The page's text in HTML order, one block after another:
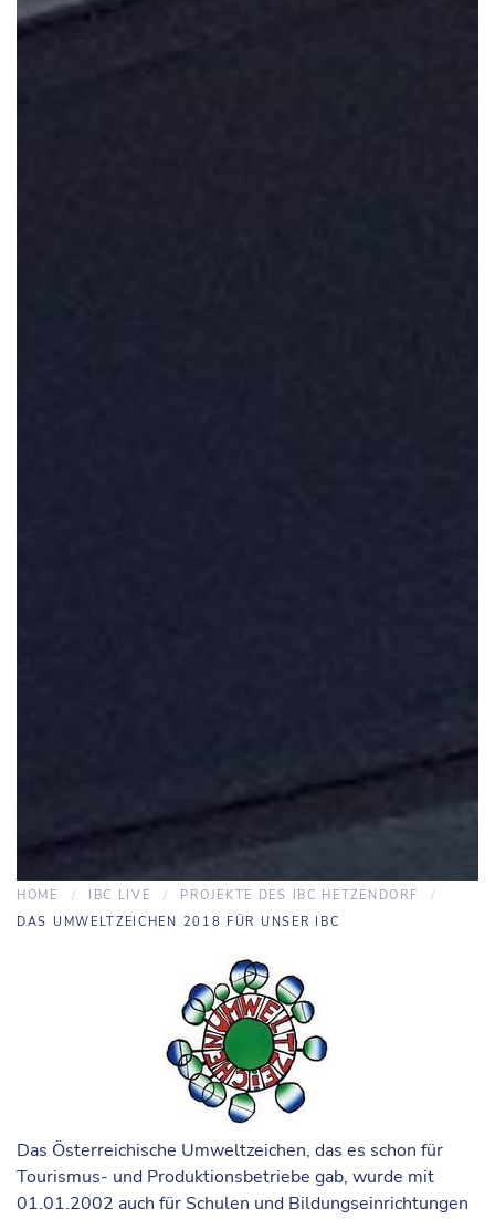
HOME IBC LIVE
PROJEKTE DES IBC HETZENDORF
DAS UMWELTZEICHEN 2018 FÜR UNSER IBC
Das Österreichische Umweltzeichen, das es schon für
Tourismus- und Produktionsbetriebe gab, wurde mit
01.01.2002 auch für Schulen und Bildungseinrichtungen